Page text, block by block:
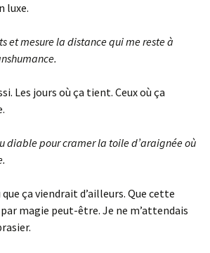
luxe.
et mesure la distance qui me reste à
Les jours où ça tient. Ceux où ça
diable pour cramer la toile d’araignée où
ça viendrait d’ailleurs. Que cette
magie peut-être. Je ne m’attendais